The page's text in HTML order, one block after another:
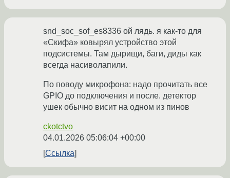
snd_soc_sof_es8336 ой лядь. я как-то для
«Скифа» ковырял устройство этой
подсистемы. Там дырищи, баги, диды как
всегда насиволапили.
По поводу микрофона: надо прочитать все
GPIO до подключения и после. детектор
ушек обычно висит на одном из пинов
ckotctvo
04.01.2026 05:06:04 +00:00
Ссылка